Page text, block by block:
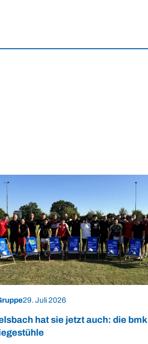
29. Juli 2026
hat sie jetzt auch: die bmk